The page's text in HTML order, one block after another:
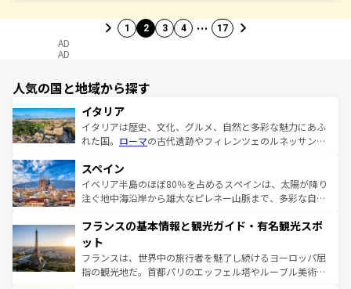
1 2 3 4 … 17
AD
AD
人気の国と地域から探す
イタリア
イタリアは歴史、文化、グルメ、自然と多彩な魅力にあふ
れた国。 ローマの古代遺跡やフィレンツェのルネッサンス
ろん、トスカーナの美しい田園風景やアマルフィ海岸の絶
景など、自然景観も見逃せない。観光の合間には、本場の
ピザやパスタなど、絶品のイタリア料理を堪能することも
ませてくれるイタリアで、忘れられない旅をしてみよう！
なお、新着のイタリア情報は
しい。
スペイン
イベリア半島のほぼ80％を占めるスペインは、太陽が降り
注ぐ地中海沿岸から雄大なピレネー山脈まで、多彩な自然
文化が根付くこの国では、情熱的なフラメンコ、熱気あふ
れる闘牛、そして美味しいタパスが生活の一部となってい
る。首都マドリードの洗練された雰囲気や、バルセロナの
アートに溢れた街角から、地方では古代ローマ遺跡や中世
フランスの基本情報と観光ガイド・有名観光スポ
ット
フランスは、世界中の旅行者を魅了し続けるヨーロッパ屈
指の観光地だ。首都パリのエッフェル塔やルーブル美術館